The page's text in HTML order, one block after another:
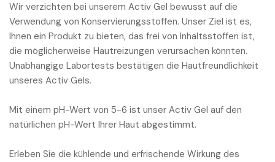
Wir verzichten bei unserem Activ Gel bewusst auf die
Verwendung von Konservierungsstoffen. Unser Ziel ist es,
Ihnen ein Produkt zu bieten, das frei von Inhaltsstoffen ist,
die möglicherweise Hautreizungen verursachen könnten.
Unabhängige Labortests bestätigen die Hautfreundlichkeit
unseres Activ Gels.
Mit einem pH-Wert von 5-6 ist unser Activ Gel auf den
natürlichen pH-Wert Ihrer Haut abgestimmt.
Erleben Sie die kühlende und erfrischende Wirkung des